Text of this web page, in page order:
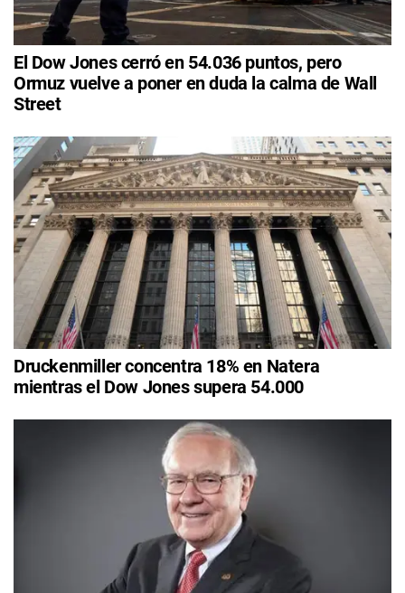
El Dow Jones cerró en 54.036 puntos, pero
Ormuz vuelve a poner en duda la calma de Wall
Street
Druckenmiller concentra 18% en Natera
mientras el Dow Jones supera 54.000